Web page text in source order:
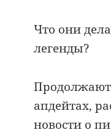
Что они
легенды?
Продолжают
апдейтах,
новости о